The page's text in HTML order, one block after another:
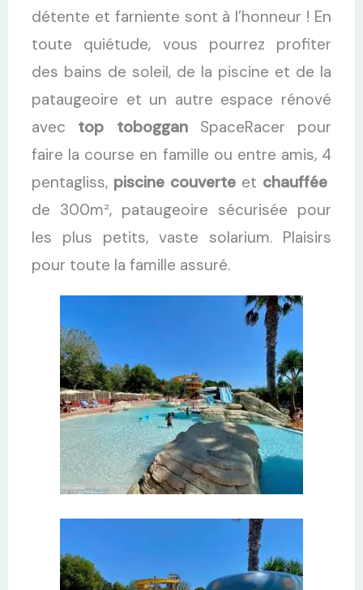
détente et farniente sont à l’honneur ! En
toute quiétude, vous pourrez profiter
des bains de soleil, de la piscine et de la
pataugeoire et un autre espace rénové
avec top toboggan SpaceRacer pour
faire la course en famille ou entre amis, 4
pentagliss, piscine couverte et chauffée
de 300m², pataugeoire sécurisée pour
les plus petits, vaste solarium. Plaisirs
pour toute la famille assuré.